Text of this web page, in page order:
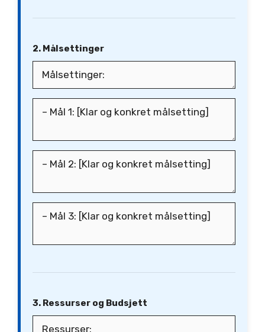
2. Målsettinger
3. Ressurser og Budsjett